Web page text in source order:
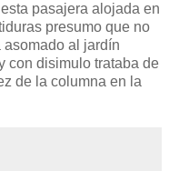
pasajera alojada en
presumo que no
asomado al jardín
con disimulo trataba de
de la columna en la